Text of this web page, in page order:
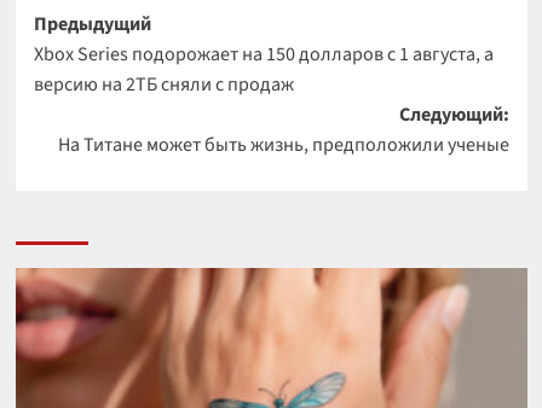
Навигация
записи
Предыдущий
Xbox Series подорожает на 150 долларов с 1 августа, а
версию на 2ТБ сняли с продаж
Следующий:
На Титане может быть жизнь, предположили ученые